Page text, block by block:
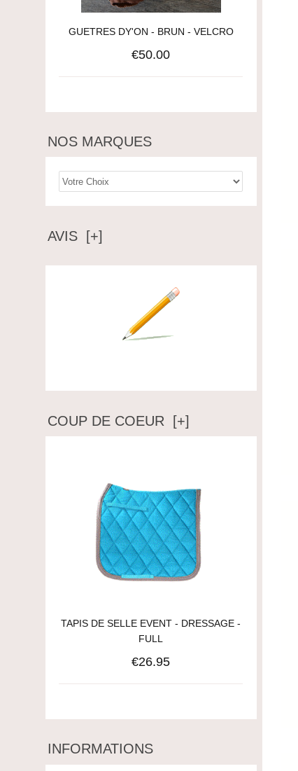
GUETRES DY'ON - BRUN - VELCRO
€50.00
NOS MARQUES
AVIS [+]
COUP DE COEUR [+]
TAPIS DE SELLE EVENT - DRESSAGE -
FULL
€26.95
INFORMATIONS